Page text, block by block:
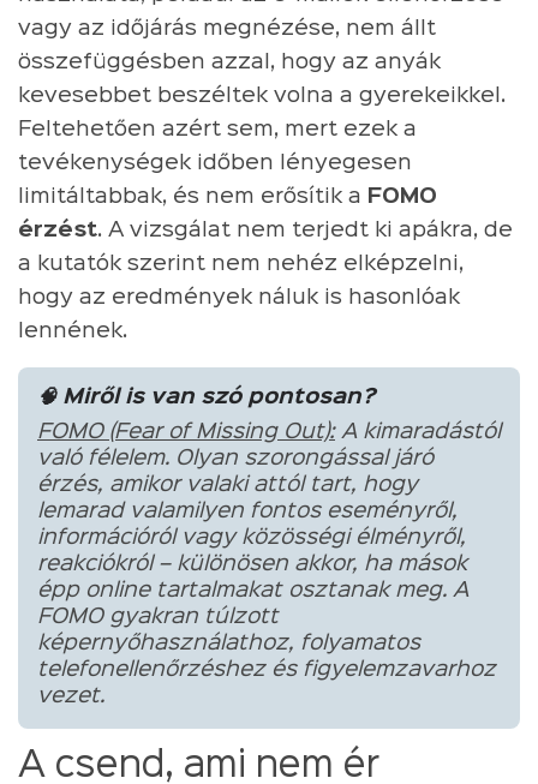
vagy az időjárás megnézése, nem állt
összefüggésben azzal, hogy az anyák
kevesebbet beszéltek volna a gyerekeikkel.
Feltehetően azért sem, mert ezek a
tevékenységek időben lényegesen
limitáltabbak, és nem erősítik a FOMO
érzést. A vizsgálat nem terjedt ki apákra, de
a kutatók szerint nem nehéz elképzelni,
hogy az eredmények náluk is hasonlóak
lennének.
🧠 Miről is van szó pontosan?
FOMO (Fear of Missing Out):A kimaradástól
való félelem. Olyan szorongással járó
érzés, amikor valaki attól tart, hogy
lemarad valamilyen fontos eseményről,
információról vagy közösségi élményről,
reakciókról – különösen akkor, ha mások
épp online tartalmakat osztanak meg. A
FOMO gyakran túlzott
képernyőhasználathoz, folyamatos
telefonellenőrzéshez és figyelemzavarhoz
vezet.
A csend, ami nem ér